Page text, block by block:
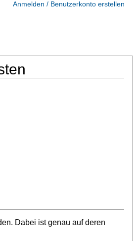
Dabei ist genau auf deren
Anmelden / Benutzerkonto erstellen